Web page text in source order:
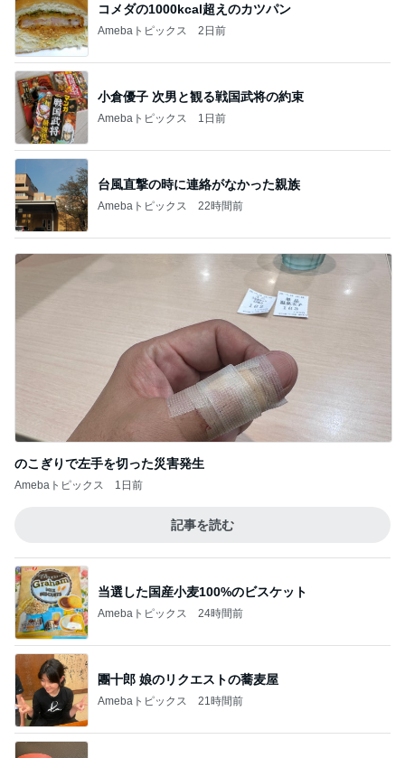
コメダの1000kcal超えのカツパン
Amebaトピックス 2日前
小倉優子 次男と観る戦国武将の約束
Amebaトピックス 1日前
台風直撃の時に連絡がなかった親族
Amebaトピックス 22時間前
のこぎりで左手を切った災害発生
Amebaトピックス 1日前
記事を読む
当選した国産小麦100%のビスケット
Amebaトピックス 24時間前
團十郎 娘のリクエストの蕎麦屋
Amebaトピックス 21時間前